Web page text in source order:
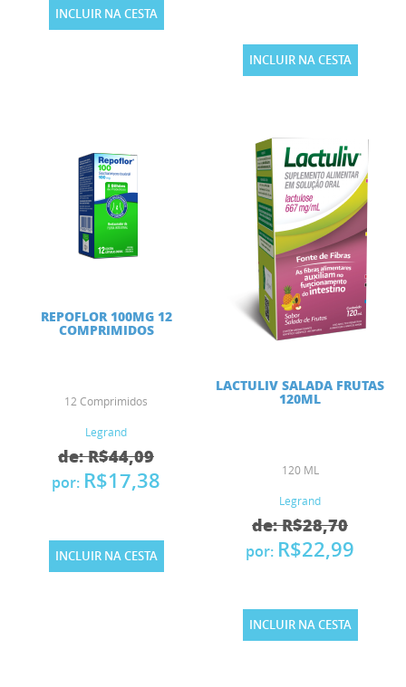
INCLUIR NA CESTA
INCLUIR NA CESTA
REPOFLOR 100MG 12
COMPRIMIDOS
12 Comprimidos
Legrand
de: R$44,09
por: R$17,38
INCLUIR NA CESTA
LACTULIV SALADA FRUTAS
120ML
120 ML
Legrand
de: R$28,70
por: R$22,99
INCLUIR NA CESTA